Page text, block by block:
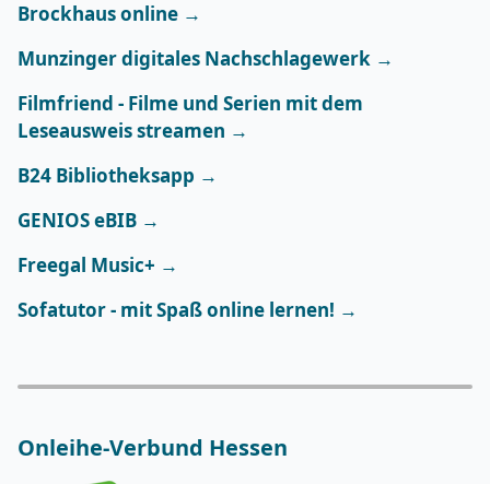
Brockhaus online →
Munzinger digitales Nachschlagewerk →
Filmfriend - Filme und Serien mit dem
Leseausweis streamen →
B24 Bibliotheksapp →
GENIOS eBIB →
Freegal Music+ →
Sofatutor - mit Spaß online lernen! →
Onleihe-Verbund Hessen